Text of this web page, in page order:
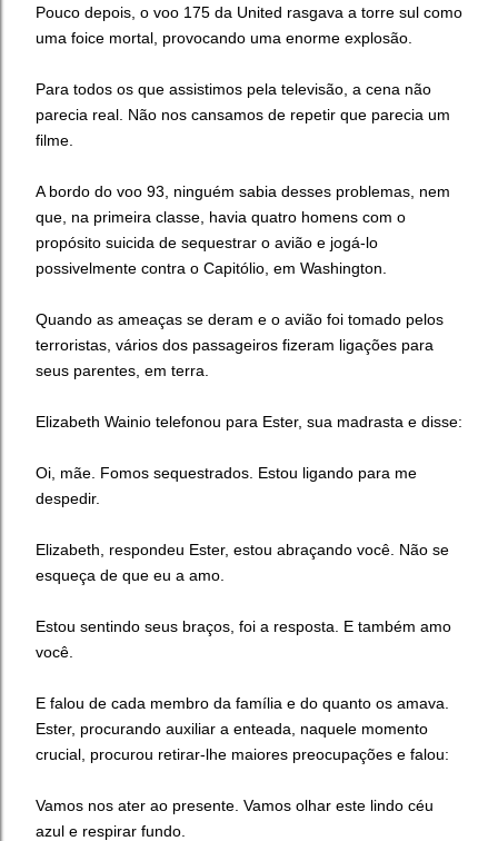
Pouco depois, o voo 175 da United rasgava a torre sul como
uma foice mortal, provocando uma enorme explosão.
Para todos os que assistimos pela televisão, a cena não
parecia real. Não nos cansamos de repetir que parecia um
filme.
A bordo do voo 93, ninguém sabia desses problemas, nem
que, na primeira classe, havia quatro homens com o
propósito suicida de sequestrar o avião e jogá-lo
possivelmente contra o Capitólio, em Washington.
Quando as ameaças se deram e o avião foi tomado pelos
terroristas, vários dos passageiros fizeram ligações para
seus parentes, em terra.
Elizabeth Wainio telefonou para Ester, sua madrasta e disse:
Oi, mãe. Fomos sequestrados. Estou ligando para me
despedir.
Elizabeth, respondeu Ester, estou abraçando você. Não se
esqueça de que eu a amo.
Estou sentindo seus braços, foi a resposta. E também amo
você.
E falou de cada membro da família e do quanto os amava.
Ester, procurando auxiliar a enteada, naquele momento
crucial, procurou retirar-lhe maiores preocupações e falou:
Vamos nos ater ao presente. Vamos olhar este lindo céu
azul e respirar fundo.